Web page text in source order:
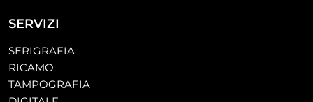
SERVIZI
SERIGRAFIA
RICAMO
TAMPOGRAFIA